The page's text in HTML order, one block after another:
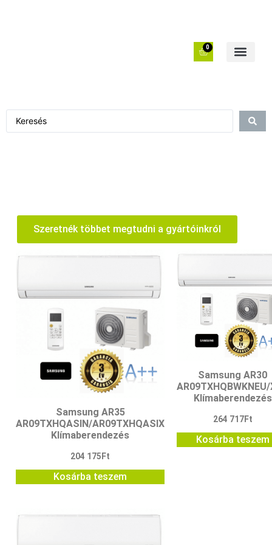
0
Szeretnék többet megtudni a gyártóinkról
Samsung AR35
AR09TXHQASIN/AR09TXHQASIX
Klímaberendezés
204 175 Ft
Kosárba teszem
Samsung AR30
AR09TXHQBWKNEU/
Klímaberendezés
264 717Ft
Kosárba teszem